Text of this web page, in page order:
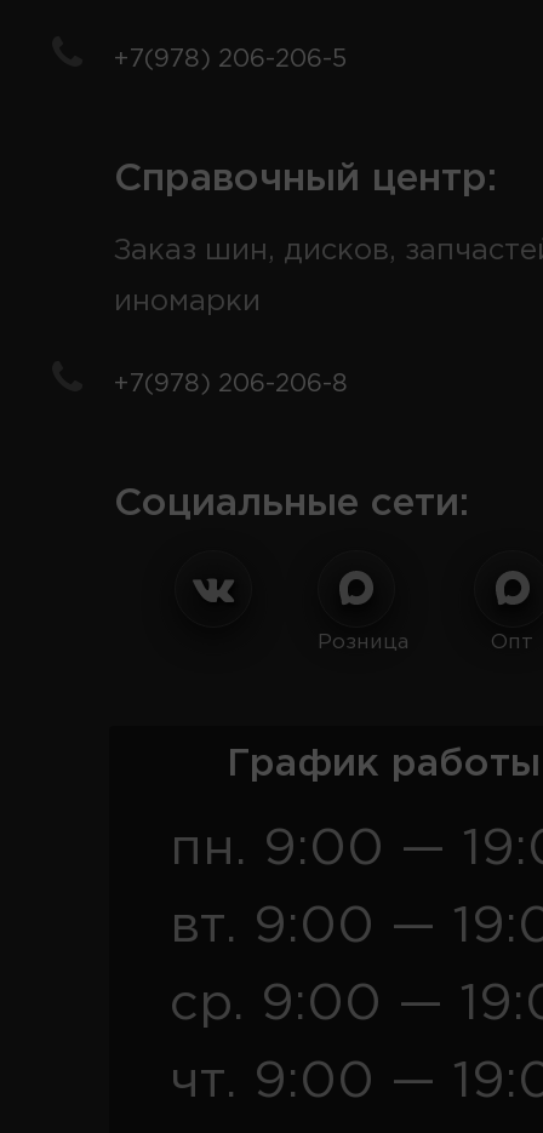
+7(978) 206-206-5
Справочный центр:
Заказ шин, дисков,
иномарки
+7(978) 206-206-8
Социальные сети:
Розница Опт
График
пн. 9:00 —
вт. 9:00 —
ср. 9:00 —
чт. 9:00 —